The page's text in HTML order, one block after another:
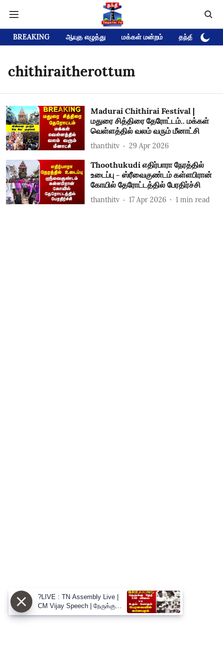
BREAKING ஆயுத எழுத்து மக்கள் மன்றம் தந்தி டிவி
chithiraitherottum
Madurai Chithirai Festival |
மதுரை சித்திரை தேரோட்டம்.. மக்கள்
வெள்ளத்தில் வலம் வரும் மீனாட்சி
thanthitv 29 Apr 2026
Thoothukudi எதிர்பாரா நேரத்தில்
உடைப்பு - ஸ்ரீவைகுண்டம் கள்ளபிரான்
கோயில் தேரோட்டத்தில் பேரதிர்ச்சி
thanthitv 17 Apr 2026 1 min read
?LIVE : TN Assembly Live |
CM Vijay Speech | நேருக்கு
நேர் CM விஜய் vs உதய் மோதல்